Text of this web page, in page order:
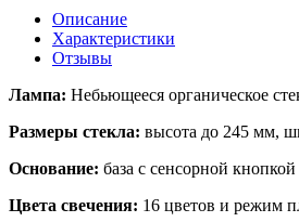
Описание
Характеристики
Отзывы
Лампа: Небьющееся органическое
Размеры стекла: высота до 245 мм,
Основание: база с сенсорной
Цвета свечения: 16 цветов и режим